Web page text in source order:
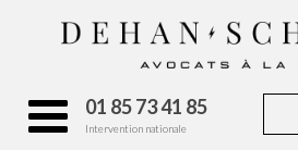
01 85 73 41 85
Intervention nationale